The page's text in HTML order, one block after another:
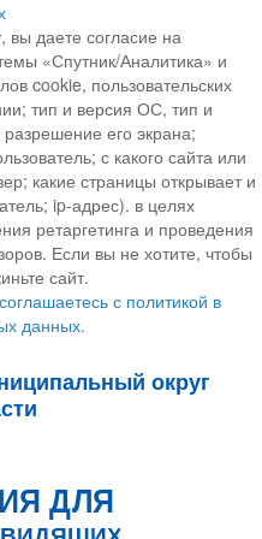
вы даете согласие на
«Спутник/Аналитика» и
cookie, пользовательских
тип и версия ОС, тип и
его экрана;
с какого сайта или
какие страницы открывает и
ip-адрес). в целях
ретаргетинга и проведения
Если вы не хотите, чтобы
сайт.
с политикой в
данных.